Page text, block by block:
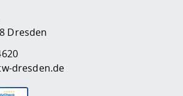
Dresden
dresden.de